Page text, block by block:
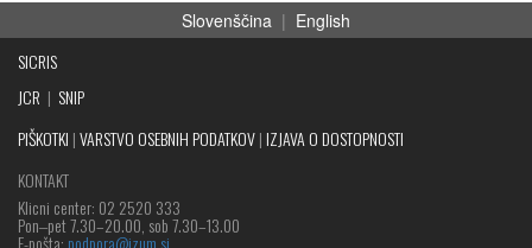
Slovenščina | English
SICRIS
JCR | SNIP
PIŠKOTKI |VARSTVO OSEBNIH PODATKOV| IZJAVA O DOSTOPNOSTI
KONTAKT
Klicni center: 02 2520 333
Pon‒pet 7.30–20.00, sob 7.30–13.00
E-pošta: podpora@izum.si